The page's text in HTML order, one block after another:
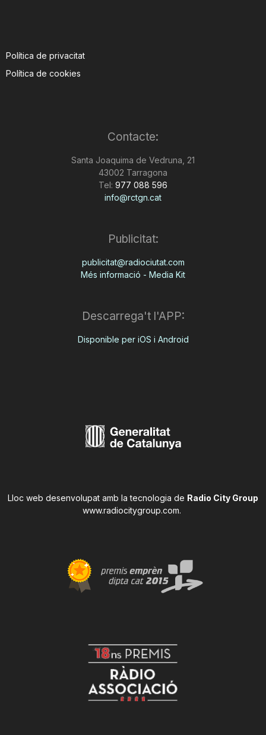
Política de privacitat
Política de cookies
Contacte:
Santa Joaquima de Vedruna, 21
43002 Tarragona
Tel: 977 088 596
info@rctgn.cat
Publicitat:
publicitat@radiociutat.com
Més informació - Media Kit
Descarrega't l'APP:
Disponible per iOS i Android
Lloc web desenvolupat amb la tecnologia de Radio City Group
www.radiocitygroup.com.